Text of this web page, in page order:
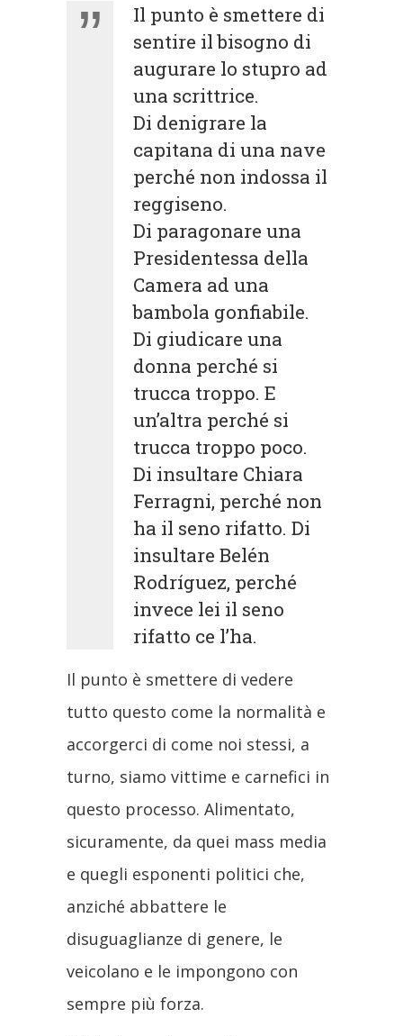
Il punto è smettere di
sentire il bisogno di
augurare lo stupro ad
una scrittrice.
Di denigrare la
capitana di una nave
perché non indossa il
reggiseno.
Di paragonare una
Presidentessa della
Camera ad una
bambola gonfiabile.
Di giudicare una
donna perché si
trucca troppo. E
un’altra perché si
trucca troppo poco.
Di insultare Chiara
Ferragni, perché non
ha il seno rifatto. Di
insultare Belén
Rodríguez, perché
invece lei il seno
rifatto ce l’ha.
Il punto è smettere di vedere
tutto questo come la normalità e
accorgerci di come noi stessi, a
turno, siamo vittime e carnefici in
questo processo. Alimentato,
sicuramente, da quei mass media
e quegli esponenti politici che,
anziché abbattere le
disuguaglianze di genere, le
veicolano e le impongono con
sempre più forza.